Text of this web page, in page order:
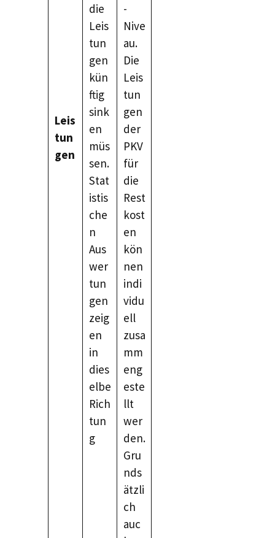
Leis
tun
gen
die
Leis
tun
gen
kün
ftig
sink
en
müs
sen.
Stat
istis
che
n
Aus
wer
tun
gen
zeig
en
in
dies
elbe
Rich
tun
g
-
Nive
au.
Die
Leis
tun
gen
der
PKV
für
die
Rest
kost
en
kön
nen
indi
vidu
ell
zusa
mm
eng
este
llt
wer
den.
Gru
nds
ätzli
ch
auc